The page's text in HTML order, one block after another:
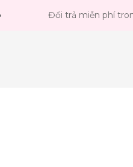
Đổi trả miễn phí trong 14 ngày